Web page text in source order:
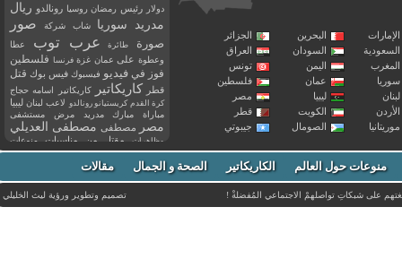
البحرين
الجزائر
السودان
العراق
اليمن
تونس
عمان
فلسطين
ليبيا
مصر
الكويت
قطر
الصومال جيبوتي
دولار رئيس رمضان روسيا رونالدو ريال
مدريد
سوريا شاب شركة صور
صورة طائرة عرب توب
عطا
وعطوة على عمان غزة فرنسا فلسطين
فوز في فيديو فيسبوك فيس بوك قتل
قطر كاريكاتير كاريكاتير اسامه حجاج
كرة القدم كريستيانو رونالدو لاعب لبنان ليبيا
مباراة مبارك مدريد مرض مستشفى
مصر مصطفى مصطفى العديلي
مظاهرات مقتل من مناسبات
منوعات
مواليد
موت ميسي ميلان نادي نشر
وفاة وفيات يوتيوب منوعات حول العالم الكاريكاتير الصحة و الجمال مقالات
على شبكاتِ تواصلهمْ الاجتماعي المُفضلةْ ! تصميم وتطوير ورؤيةليث الخليلي